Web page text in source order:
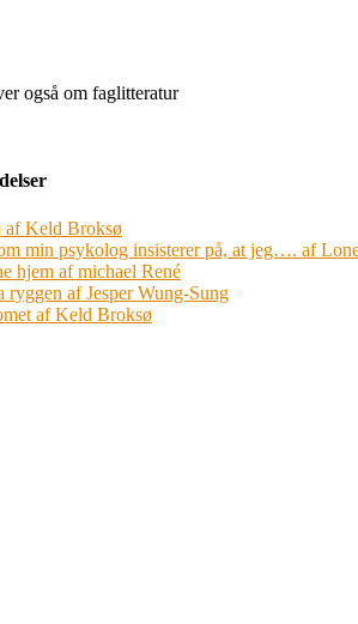
også om faglitteratur
af Keld Broksø
min psykolog insisterer på, at jeg…. af
hjem af michael René
ryggen af Jesper Wung-Sung
af Keld Broksø